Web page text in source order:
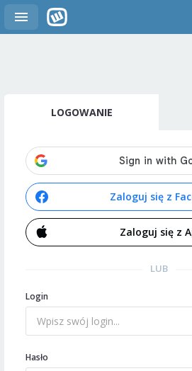
LOGOWANIE
Zaloguj się z
Zaloguj się z
LUB
Login
Hasło